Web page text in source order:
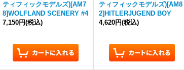
ティフィックモデルズ)[AM7
8]WOLFLAND SCENERY #4
7,150円(税込)
ティフィックモデルズ)[AM8
2]HITLERJUGEND BOY
4,620円(税込)